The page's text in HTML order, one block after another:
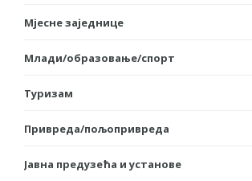
Мјесне заједнице
Млади/образовање/спорт
Туризам
Привреда/пољопривреда
Јавна предузећа и установе